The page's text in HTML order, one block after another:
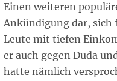
Einen weiteren
Ankündigung dar,
Leute mit tiefen
er auch gegen Duda
hatte nämlich